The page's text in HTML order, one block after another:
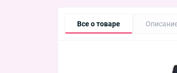
Все о товаре